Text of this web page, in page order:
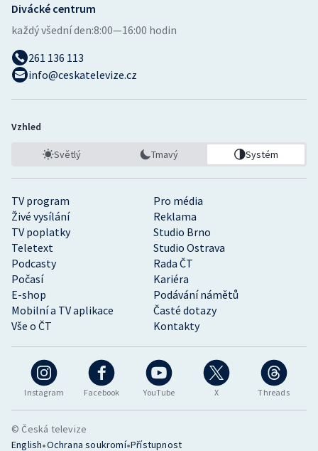
Instagram Facebook YouTube X Threads
TV program
Pro média
Živé vysílání
Reklama
TV poplatky
Studio Brno
Teletext
Studio Ostrava
Podcasty
Rada ČT
Počasí
Kariéra
E-shop
Podávání námětů
Mobilní a TV aplikace
Časté dotazy
Vše o ČT
Kontakty
Divácké centrum
každý všední den:8:00—16:00 hodin
261 136 113
info@ceskatelevize.cz
Vzhled
Světlý Tmavý Systém
© Česká televize
English•Ochrana soukromí•Přístupnost